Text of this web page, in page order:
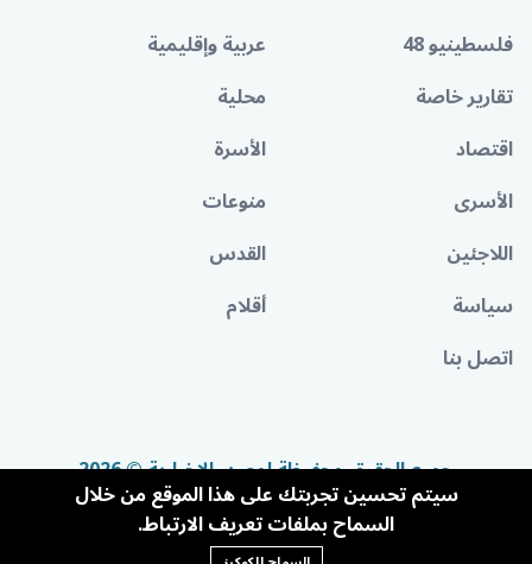
فلسطينيو 48
عربية وإقليمية
تقارير خاصة
محلية
اقتصاد
الأسرة
الأسرى
منوعات
اللاجئين
القدس
سياسة
أقلام
اتصل بنا
جميع الحقوق محفوظة لمصدر الإخبارية © 2026
سيتم تحسين تجربتك على هذا الموقع من خلال
السماح بملفات تعريف الارتباط.